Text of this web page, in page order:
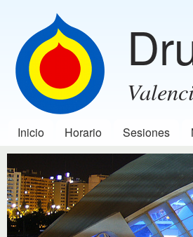
Menú principal
Inicio Horario Sesiones